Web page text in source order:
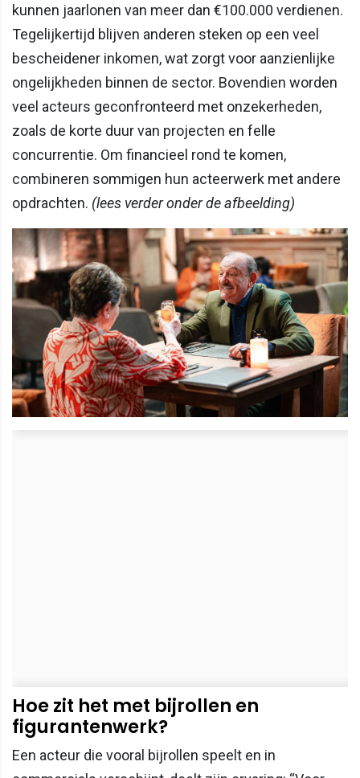
kunnen jaarlonen van meer dan €100.000 verdienen.
Tegelijkertijd blijven anderen steken op een veel
bescheidener inkomen, wat zorgt voor aanzienlijke
ongelijkheden binnen de sector. Bovendien worden
veel acteurs geconfronteerd met onzekerheden,
zoals de korte duur van projecten en felle
concurrentie. Om financieel rond te komen,
combineren sommigen hun acteerwerk met andere
opdrachten. (lees verder onder de afbeelding)
Hoe zit het met bijrollen en
figurantenwerk?
Een acteur die vooral bijrollen speelt en in